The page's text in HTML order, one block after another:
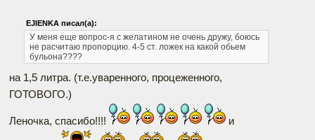
EJIENKA писал(а):
У меня еще вопрос-я с желатином не очень дружу, боюсь
не расчитаю пропорцию. 4-5 ст. ложек на какой обьем
бульона????
на 1,5 литра. (т.е.уваренного, процеженного,
ГОТОВОГО.)
Леночка, спасибо!!!! и